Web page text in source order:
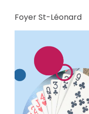
Foyer St-Léonard